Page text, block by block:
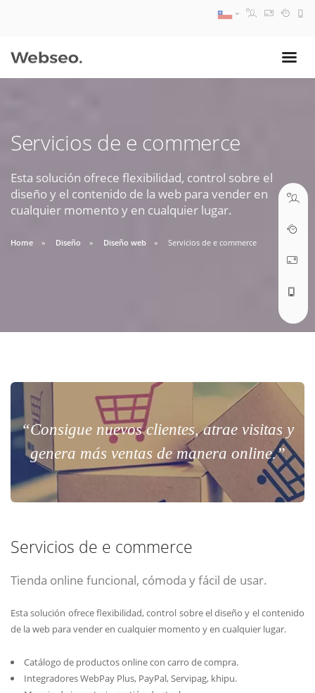
Servicios de e commerce
Esta solución ofrece flexibilidad, control sobre el
diseño y el contenido de la web para vender en
cualquier momento y en cualquier lugar.
Home Diseño Diseño web Servicios de e commerce
“Consigue nuevos clientes, atrae visitas y
genera más ventas de manera online.”
Servicios de e commerce
Tienda online funcional, cómoda y fácil de usar.
Esta solución ofrece flexibilidad, control sobre el diseño y el contenido
de la web para vender en cualquier momento y en cualquier lugar.
Catálogo de productos online con carro de compra.
Integradores WebPay Plus, PayPal, Servipag, khipu.
09:30 AM A 18:30 PM
soporte@webseo.cl
ABRIR TICKET